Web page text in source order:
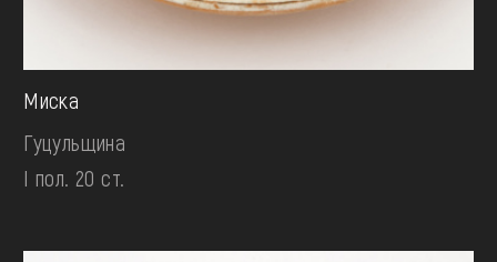
Миска
Гуцульщина
І пол. 20 ст.